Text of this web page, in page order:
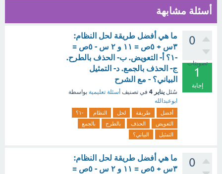
أسئلة مشابهة
0
تصويتات
1
إجابة
ما هي أفضل طريقة لحل النظام:
٣س + ٥ص = ۱۱ و ۲ س - ٥ص =
-١؟ أ- التعويض. ب- الحذف بالطرح.
ج- الحذف بالجمع. د- التمثيل
البياني؟ - مع الشرح
سُئل يناير 4 في تصنيف أسئلة تعليمية بواسطة
ابوعبدالله
أفضل طريقة لحل النظام
-١؟
التعويض
الحذف بالطرح
بالجمع
التمثيل
البياني؟
0
ما هي أفضل طريقة لحل النظام:
٣س + ٥ص = ۱۱ و ۲ س - ٥ص =